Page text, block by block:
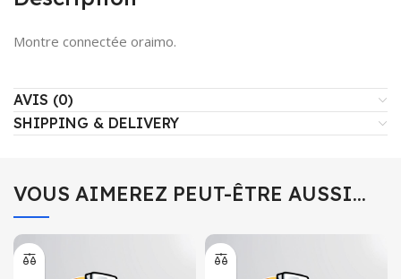
Montre connectée oraimo.
AVIS (0)
SHIPPING & DELIVERY
VOUS AIMEREZ PEUT-ÊTRE AUSSI…